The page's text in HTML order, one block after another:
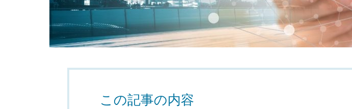
この記事の内容